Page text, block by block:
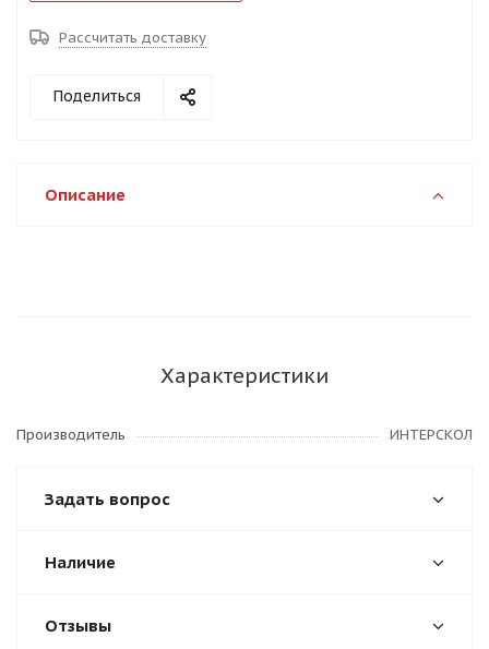
Рассчитать доставку
Поделиться
Описание
Характеристики
Производитель ИНТЕРСКОЛ
Задать вопрос
Наличие
Отзывы